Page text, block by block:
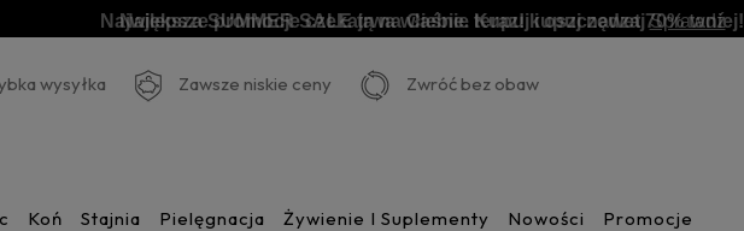
Największa SUMMER SALE trwa właśnie teraz! kupuj nawet 70% taniej!
Najlepsze promocje czekają na Ciebie. Kupuj i oszczędzajSprawdź
wysyłka Zawsze niskie ceny Zwróć bez obaw
Koń Stajnia Pielęgnacja Żywienie I Suplementy Nowości Promocje